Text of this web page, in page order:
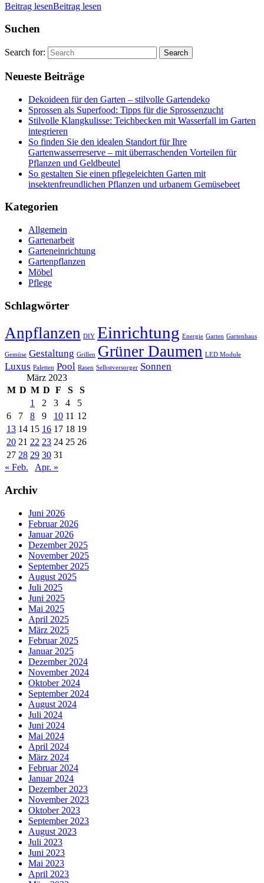
Beitrag lesenBeitrag lesen
Suchen
Search for:
Neueste Beiträge
Dekoideen für den Garten – stilvolle Gartendeko
Sprossen als Superfood: Tipps für die Sprossenzucht
Stilvolle Klangkulisse: Teichbecken mit Wasserfall im Garten
integrieren
So finden Sie den idealen Standort für Ihre
Gartenwasserreserve – mit überraschenden Vorteilen für
Pflanzen und Geldbeutel
So gestalten Sie einen pflegeleichten Garten mit
insektenfreundlichen Pflanzen und urbanem Gemüsebeet
Kategorien
Allgemein
Gartenarbeit
Garteneinrichtung
Gartenpflanzen
Möbel
Pflege
Schlagwörter
Anpflanzen DIY Einrichtung Energie Garten Gartenhaus
Gemüse Gestaltung Grillen Grüner Daumen LED Module
Luxus Paletten Pool Rasen Selbstversorger Sonnen
März 2023
M D M D F S
S
1
2 3 4
5
6
7 8 9 10 11 12
13 14 15 16 17 18 19
20 21 22 23 24 25 26
27 28 29 30 31
« Feb.
Apr. »
Archiv
Juni 2026
Februar 2026
Januar 2026
Dezember 2025
November 2025
September 2025
August 2025
Juli 2025
Juni 2025
Mai 2025
April 2025
März 2025
Februar 2025
Januar 2025
Dezember 2024
November 2024
Oktober 2024
September 2024
August 2024
Juli 2024
Juni 2024
Mai 2024
April 2024
März 2024
Februar 2024
Januar 2024
Dezember 2023
November 2023
Oktober 2023
September 2023
August 2023
Juli 2023
Juni 2023
Mai 2023
April 2023